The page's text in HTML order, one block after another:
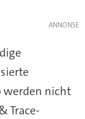
werden nicht
Trace-